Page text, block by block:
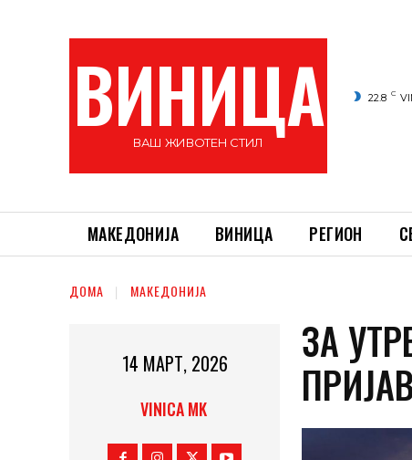
ВИНИЦА
ВАШ ЖИВОТЕН СТИЛ
22.8 C
МАКЕДОНИЈА ВИНИЦА РЕГИОН
ДОМА МАКЕДОНИЈА
14 МАРТ, 2026
VINICA MK
ЗА